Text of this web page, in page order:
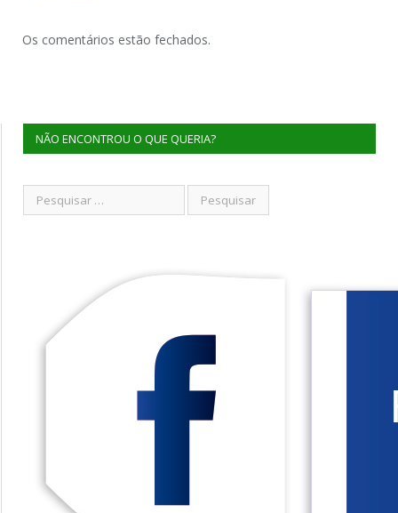
Os comentários estão fechados.
NÃO ENCONTROU O QUE QUERIA?